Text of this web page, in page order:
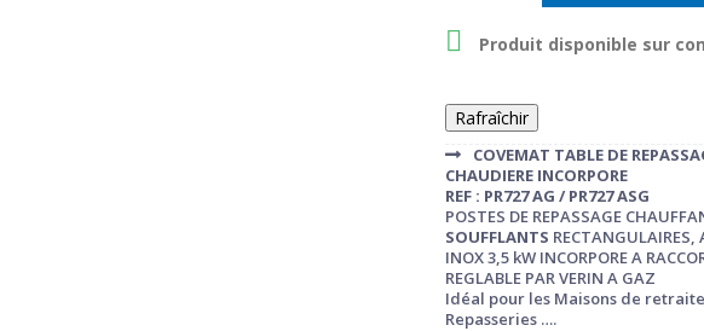
 Produit disponible sur
COVEMAT TABLE DE
CHAUDIERE INCORPORE
REF : PR727 AG / PR727 ASG
POSTES DE REPASSAGE
SOUFFLANTS
INOX 3,5 kW INCORPORE A
REGLABLE PAR VERIN A GAZ
Idéal pour les Maisons de
Repasseries ….